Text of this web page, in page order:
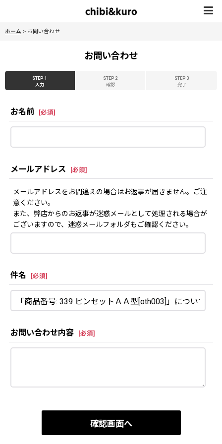
ホーム > お問い合わせ
お問い合わせ
STEP 1
入力
STEP 2
確認
STEP 3
完了
お名前 [必須]
メールアドレス [必須]
メールアドレスをお間違えの場合はお返事が届きません。ご注
意ください。
また、弊店からのお返事が迷惑メールとして処理される場合が
ございますので、迷惑メールフォルダもご確認ください。
件名 [必須]
お問い合わせ内容 [必須]
確認画面へ